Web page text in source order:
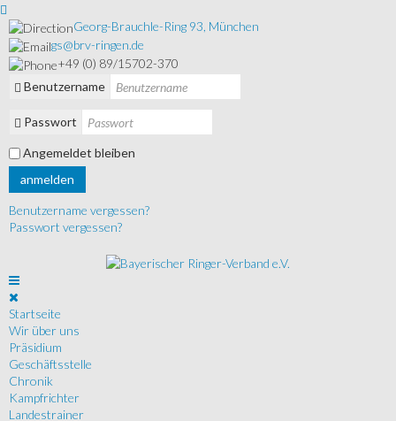
Georg-Brauchle-Ring 93, München
gs@brv-ringen.de
+49 (0) 89/15702-370
Benutzername
Passwort
Angemeldet bleiben
anmelden
Benutzername vergessen?
Passwort vergessen?
Startseite
Wir über uns
Präsidium
Geschäftsstelle
Chronik
Kampfrichter
Landestrainer